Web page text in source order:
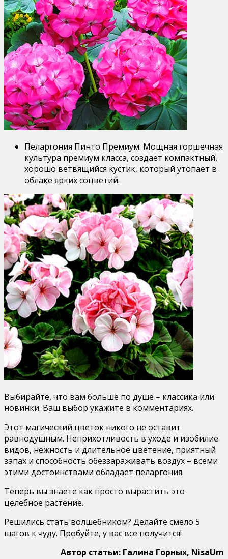
Пеларгония Пинто Премиум. Мощная горшечная
культура премиум класса, создает компактный,
хорошо ветвящийся кустик, который утопает в
облаке ярких соцветий.
Выбирайте, что вам больше по душе – классика или
новинки. Ваш выбор укажите в комментариях.
Этот магический цветок никого не оставит
равнодушным. Неприхотливость в уходе и изобилие
видов, нежность и длительное цветение, приятный
запах и способность обеззараживать воздух – всеми
этими достоинствами обладает пеларгония.
Теперь вы знаете как просто вырастить это
целебное растение.
Решились стать волшебником? Делайте смело 5
шагов к чуду. Пробуйте, у вас все получится!
Автор статьи: Галина Горных, NisaUm